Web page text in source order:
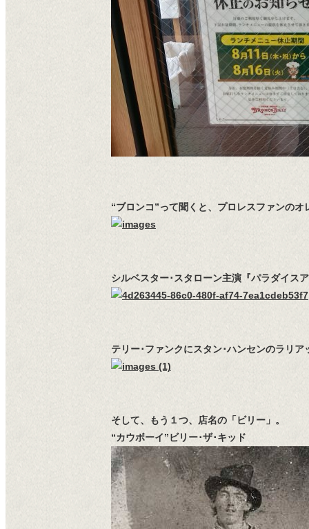
“ブロンコ”って聞くと、プロレスファンの
シルベスター･スタローン主演『パラダイス
テリー･ファンクにスタン･ハンセンのラリア
そして、もう１つ、店名の「ビリー」。
“カウボーイ”ビリー･ザ･キッド